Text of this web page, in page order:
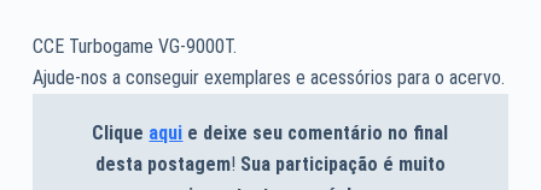
CCE Turbogame VG-9000T.
Ajude-nos a conseguir exemplares e acessórios para o acervo.
Clique aqui e deixe seu comentário no final
desta postagem! Sua participação é muito